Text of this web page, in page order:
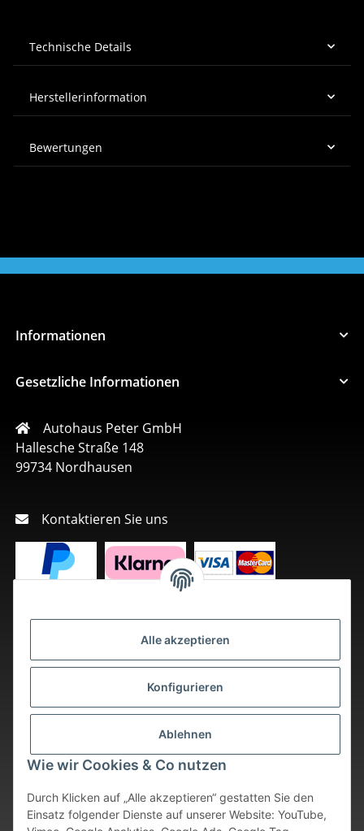
Alle akzeptieren
Konfigurieren
Ablehnen
Wie wir Cookies & Co nutzen
Durch Klicken auf „Alle akzeptieren“ gestatten Sie den
Einsatz folgender Dienste auf unserer Website: YouTube,
Technische Details
Herstellerinformation
Bewertungen
Informationen
Gesetzliche Informationen
Autohaus Peter GmbH
Hallesche Straße 148
99734 Nordhausen
Kontaktieren Sie uns